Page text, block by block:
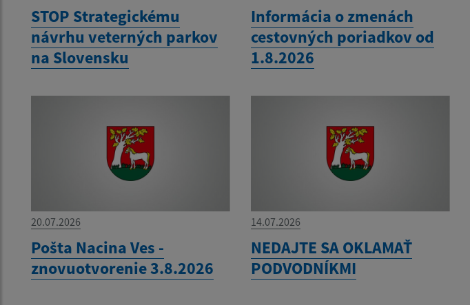
STOP Strategickému
návrhu veterných parkov
na Slovensku
Informácia o zmenách
cestovných poriadkov od
1.8.2026
20.07.2026
Pošta Nacina Ves -
znovuotvorenie 3.8.2026
14.07.2026
NEDAJTE SA OKLAMAŤ
PODVODNÍKMI